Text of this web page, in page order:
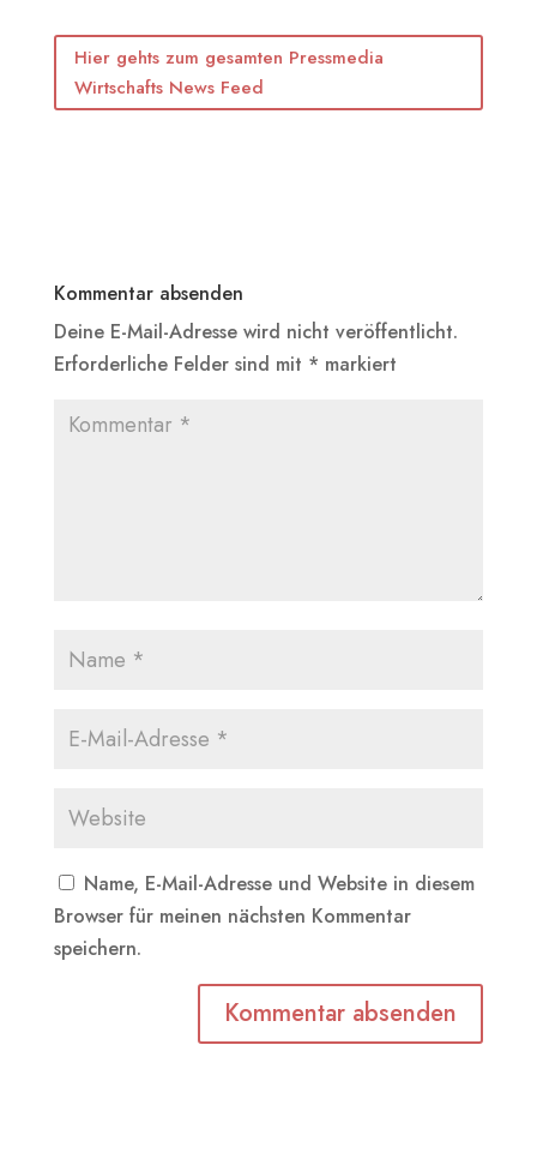
Hier gehts zum gesamten Pressmedia
Wirtschafts News Feed
Kommentar absenden
Deine E-Mail-Adresse wird nicht veröffentlicht.
Erforderliche Felder sind mit * markiert
Name, E-Mail-Adresse und Website in diesem
Browser für meinen nächsten Kommentar
speichern.